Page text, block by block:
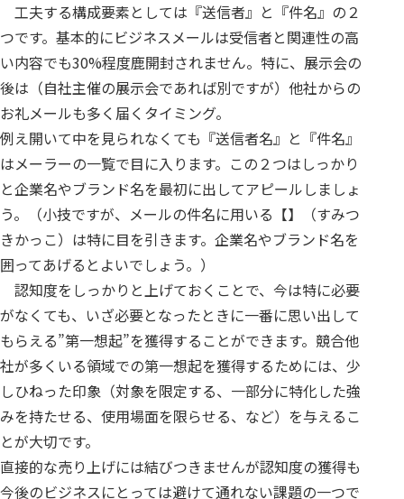
工夫する構成要素としては『送信者』と『件名』の２
つです。基本的にビジネスメールは受信者と関連性の高
い内容でも30%程度鹿開封されません。特に、展示会の
後は（自社主催の展示会であれば別ですが）他社からの
お礼メールも多く届くタイミング。
例え開いて中を見られなくても『送信者名』と『件名』
はメーラーの一覧で目に入ります。この２つはしっかり
と企業名やブランド名を最初に出してアピールしましょ
う。（小技ですが、メールの件名に用いる【】（すみつ
きかっこ）は特に目を引きます。企業名やブランド名を
囲ってあげるとよいでしょう。）
認知度をしっかりと上げておくことで、今は特に必要
がなくても、いざ必要となったときに一番に思い出して
もらえる”第一想起”を獲得することができます。競合他
社が多くいる領域での第一想起を獲得するためには、少
しひねった印象（対象を限定する、一部分に特化した強
みを持たせる、使用場面を限らせる、など）を与えるこ
とが大切です。
直接的な売り上げには結びつきませんが認知度の獲得も
今後のビジネスにとっては避けて通れない課題の一つで